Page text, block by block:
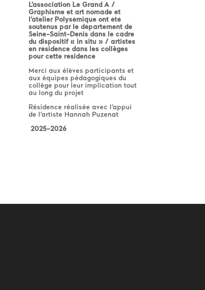
L’association Le Grand A /
Graphisme et art nomade et
l’atelier Polysémique ont été
soutenus par le département de
Seine-Saint-Denis dans le cadre
du dispositif « in situ » / artistes
en résidence dans les collèges
pour cette résidence
Merci aux élèves participants et
aux équipes pédagogiques du
collège pour leur implication tout
au long du projet
Résidence réalisée avec l’appui
de l’artiste Hannah Puzenat
2025-2026